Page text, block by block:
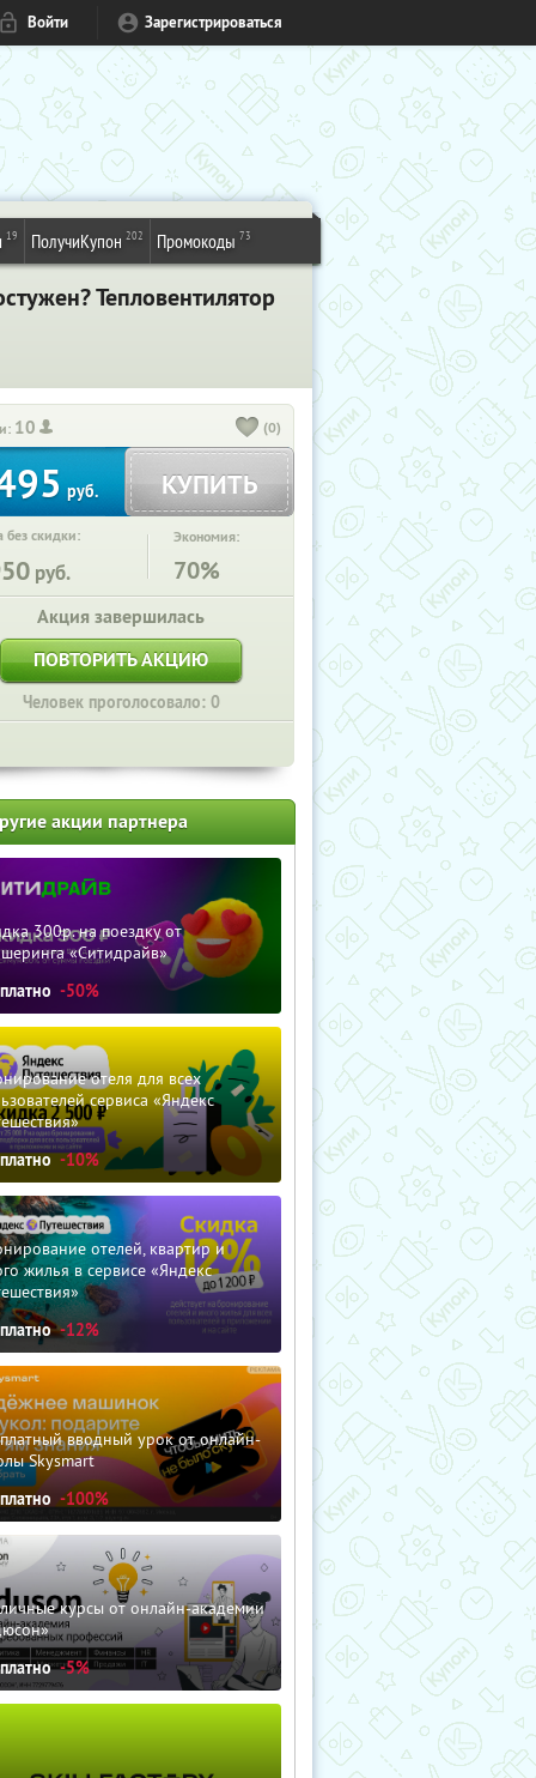
Войти Зарегистрироваться
19 ПолучиКупон 202 Промокоды 73
Тепловентилятор
10 (0)
руб. КУПИТЬ
без скидки:
руб.
Экономия:
70%
Акция завершилась
ПОВТОРИТЬ АКЦИЮ
Человек проголосовало: 0
акции партнера
300р. на поездку от
«Ситидрайв»
-50%
отеля для всех
сервиса «Яндекс
-10%
отелей, квартир и
жилья в сервисе «Яндекс
-12%
вводный урок от онлайн-
Skysmart
-100%
курсы от онлайн-академии
-5%